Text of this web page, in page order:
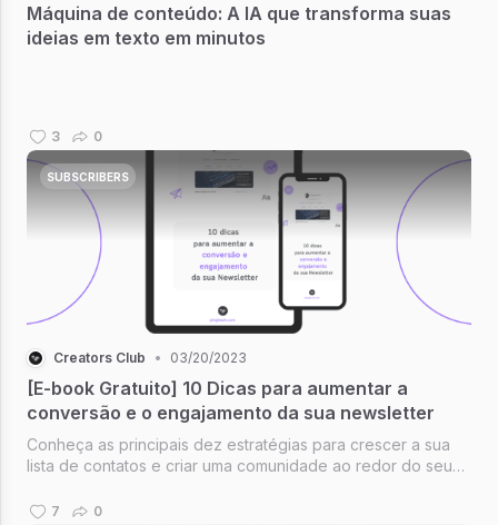
Máquina de conteúdo: A IA que transforma suas
ideias em texto em minutos
3 0
SUBSCRIBERS
Creators Club • 03/20/2023
[E-book Gratuito] 10 Dicas para aumentar a
conversão e o engajamento da sua newsletter
Conheça as principais dez estratégias para crescer a sua
lista de contatos e criar uma comunidade ao redor do seu
7 0